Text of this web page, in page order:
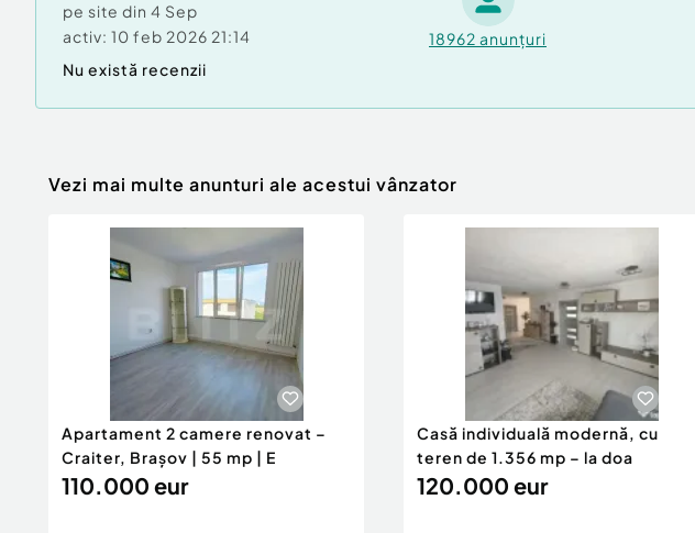
O oportunitate rară în centrul orașului. Contactați-ne pentru detalii și
programarea unei vizionări!
Cod ofertă / ID BLITZ: P152830
Tip imobil:Alte tipuri
pe site din 4 Sep
activ: 10 feb 2026 21:14 18962 anunțuri
Nu există recenzii
Vezi mai multe anunturi ale acestui vânzator
Apartament 2 camere renovat –
Craiter, Brașov | 55 mp | E
110.000 eur
Casă individuală modernă, cu
teren de 1.356 mp – la doa
120.000 eur